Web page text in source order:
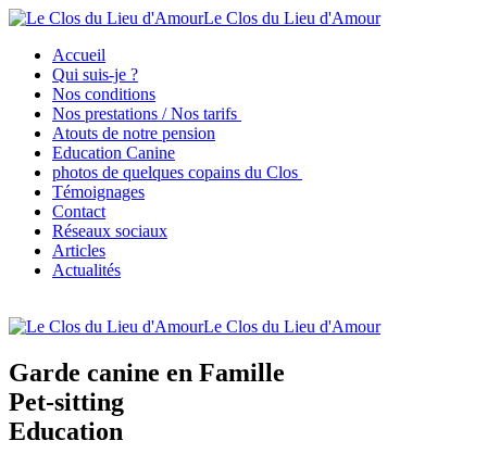
Le Clos du Lieu d'Amour
Accueil
Qui suis-je ?
Nos conditions
Nos prestations / Nos tarifs
Atouts de notre pension
Education Canine
photos de quelques copains du Clos
Témoignages
Contact
Réseaux sociaux
Articles
Actualités
Le Clos du Lieu d'Amour
Garde canine en Famille
Pet-sitting
Education